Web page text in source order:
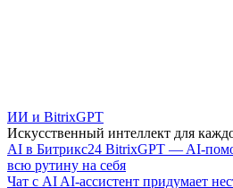
ИИ и BitrixGPT
Искусственный интеллект для
AI в Битрикс24 BitrixGPT — AI-
всю рутину на себя
Чат с AI AI-ассистент придумает